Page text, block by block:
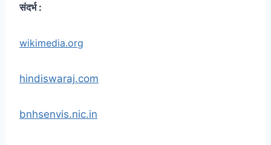
संदर्भ :
wikimedia.org
hindiswaraj.com
bnhsenvis.nic.in